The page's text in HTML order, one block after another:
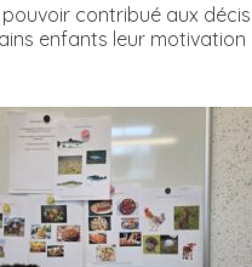
contribué aux
enfants leur motivation